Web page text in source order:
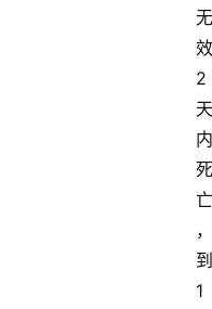
无
效
2
天
内
死
亡
，
到
1